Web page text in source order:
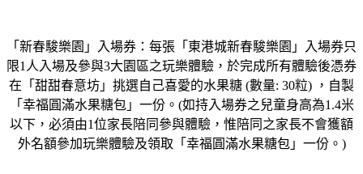
「新春駿樂園」入場券：每張「東港城新春駿樂園」入場券只
限1人入場及參與3大園區之玩樂體驗，於完成所有體驗後憑券
在「甜甜春意坊」挑選自己喜愛的水果糖 (數量: 30粒) ，自製
「幸福圓滿水果糖包」一份。(如持入場券之兒童身高為1.4米
以下，必須由1位家長陪同參與體驗，惟陪同之家長不會獲額
外名額參加玩樂體驗及領取「幸福圓滿水果糖包」一份。)